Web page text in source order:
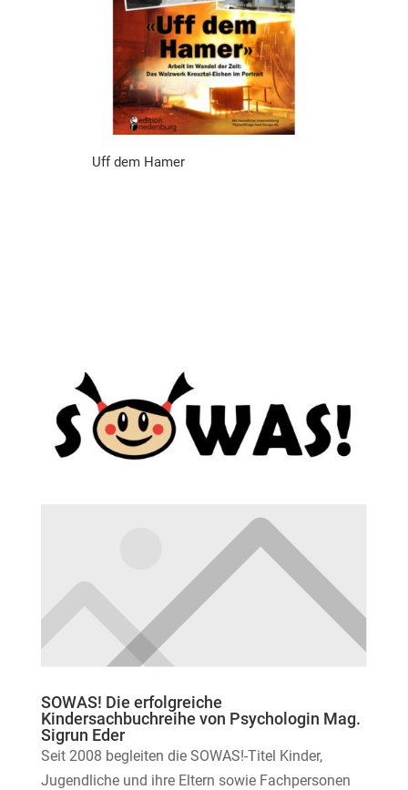
Uff dem Hamer
SOWAS! Die erfolgreiche
Kindersachbuchreihe von Psychologin Mag.
Sigrun Eder
Seit 2008 begleiten die SOWAS!-Titel Kinder,
Jugendliche und ihre Eltern sowie Fachpersonen